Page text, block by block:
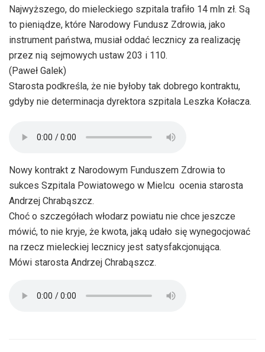
Najwyższego, do mieleckiego szpitala trafiło 14 mln zł. Są
to pieniądze, które Narodowy Fundusz Zdrowia, jako
instrument państwa, musiał oddać lecznicy za realizację
przez nią sejmowych ustaw 203 i 110.
(Paweł Galek)
Starosta podkreśla, że nie byłoby tak dobrego kontraktu,
gdyby nie determinacja dyrektora szpitala Leszka Kołacza.
Nowy kontrakt z Narodowym Funduszem Zdrowia to
sukces Szpitala Powiatowego w Mielcu  ocenia starosta
Andrzej Chrabąszcz.
Choć o szczegółach włodarz powiatu nie chce jeszcze
mówić, to nie kryje, że kwota, jaką udało się wynegocjować
na rzecz mieleckiej lecznicy jest satysfakcjonująca.
Mówi starosta Andrzej Chrabąszcz.